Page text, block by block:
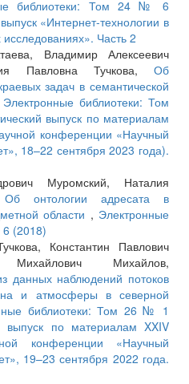
библиотеки: Том 24 № 6
«Интернет-технологии в
Часть 2
Владимир Алексеевич
Павловна Тучкова, Об
задач в семантической
Электронные библиотеки: Том
выпуск по материалам
конференции «Научный
18–22 сентября 2023 года).
Муромский, Наталия
Об онтологии адресата в
области , Электронные
(2018)
Константин Павлович
Михайлов,
данных наблюдений потоков
и атмосферы в северной
библиотеки: Том 26 № 1
выпуск по материалам XXIV
конференции «Научный
19–23 сентября 2022 года.